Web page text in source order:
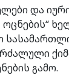
და
გამო.